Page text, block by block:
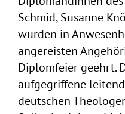
Schmid, Susanne
wurden in
angereisten
Diplomfeier geehrt.
aufgegriffene
deutschen